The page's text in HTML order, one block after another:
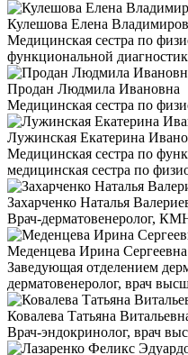
Кулешова Елена
Медицинская сестра по
функциональной
Продан Людмила Ивановна
Медицинская сестра по
Лужинская Екатерина
Медицинская сестра по
медицинская сестра по
Захарченко Наталья
Врач-дерматовенеролог,
Меденцева Ирина Сергеевна
Заведующая отделением
дерматовенеролог, врач
Ковалева Татьяна
Врач-эндокринолог, врач